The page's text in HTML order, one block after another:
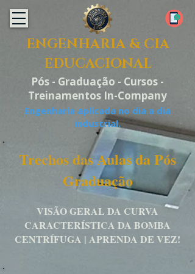
ENGENHARIA & CIA
EDUCACIONAL
Pós - Graduação - Cursos -
Treinamentos In-Company
Engenharia aplicada no dia a dia
industrial.
Trechos das Aulas da Pós
Graduação
VISÃO GERAL DA CURVA
CARACTERÍSTICA DA BOMBA
CENTRÍFUGA | APRENDA DE VEZ!